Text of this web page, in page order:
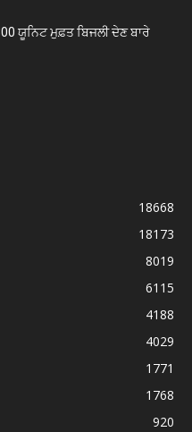
ਯੂਨਿਟ ਮੁਫ਼ਤ ਬਿਜਲੀ ਦੇਣ ਬਾਰੇ
18668
18173
8019
6115
4188
4029
1771
1768
920